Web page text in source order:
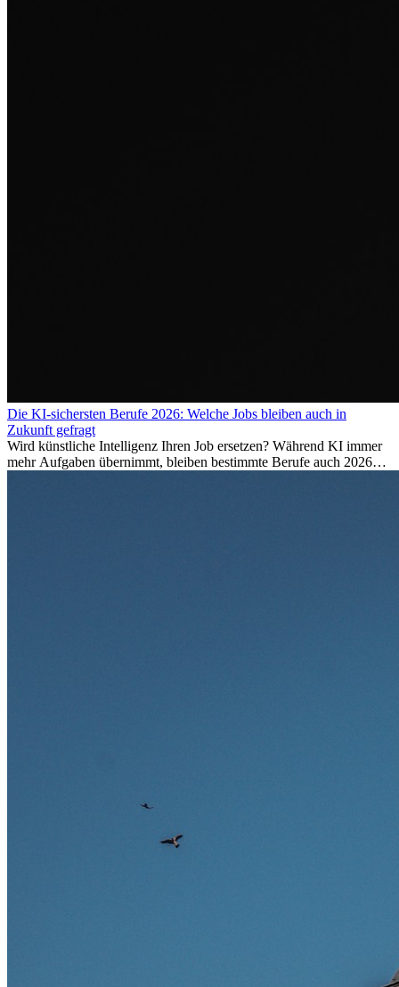
Die KI-sichersten Berufe 2026: Welche Jobs bleiben auch in
Zukunft gefragt
Wird künstliche Intelligenz Ihren Job ersetzen? Während KI immer
mehr Aufgaben übernimmt, bleiben bestimmte Berufe auch 2026